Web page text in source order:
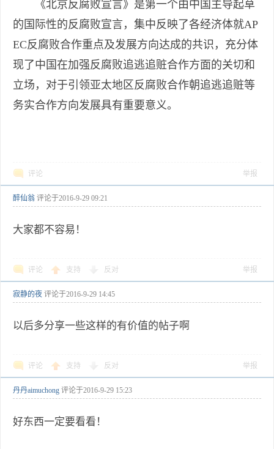
《北京反腐败宣言》是第一个由中国主导起草
的国际性的反腐败宣言，集中反映了各经济体就AP
EC反腐败合作重点及发展方向达成的共识，充分体
现了中国在加强反腐败追逃追赃合作方面的关切和
立场，对于引领亚太地区反腐败合作朝追逃追赃等
务实合作方向发展具有重要意义。
评论 举报
醉仙翁 评论于2016-9-29 09:21
大家都不容易！
评论 支持 反对 举报
寂静的夜 评论于2016-9-29 14:45
以后多分享一些这样的有价值的帖子啊
评论 支持 反对 举报
丹丹aimuchong 评论于2016-9-29 15:23
好东西一定要看看！